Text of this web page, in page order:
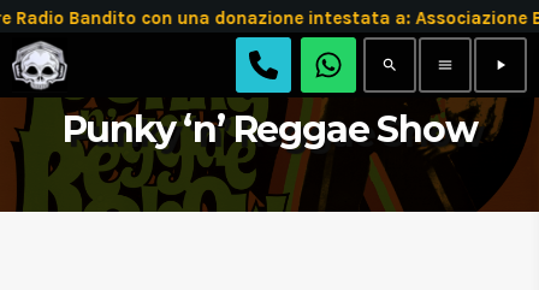
Bandito con una donazione intestata a: Associazione
search menu play_arrow
Punky ‘n’ Reggae Show